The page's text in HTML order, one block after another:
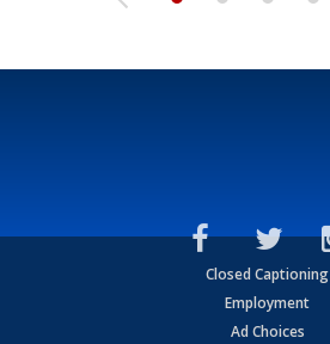
Closed Captioning
Employment
Ad Choices